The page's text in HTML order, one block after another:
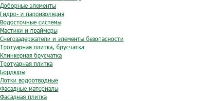
Доборные элементы
Гидро- и пароизоляция
Водосточные системы
Мастики и праймеры
Снегозадержатели и элементы безопасности
Тротуарная плитка, брусчатка
Клинкерная брусчатка
Тротуарная плитка
Бордюры
Лотки водоотводные
Фасадные материалы
Фасадная плитка